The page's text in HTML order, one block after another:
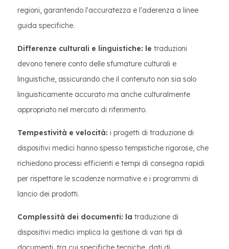
regioni, garantendo l'accuratezza e l'aderenza a linee
guida specifiche.
Differenze culturali e linguistiche: le traduzioni
devono tenere conto delle sfumature culturali e
linguistiche, assicurando che il contenuto non sia solo
linguisticamente accurato ma anche culturalmente
appropriato nel mercato di riferimento.
Tempestività e velocità: i progetti di traduzione di
dispositivi medici hanno spesso tempistiche rigorose, che
richiedono processi efficienti e tempi di consegna rapidi
per rispettare le scadenze normative e i programmi di
lancio dei prodotti.
Complessità dei documenti: la traduzione di
dispositivi medici implica la gestione di vari tipi di